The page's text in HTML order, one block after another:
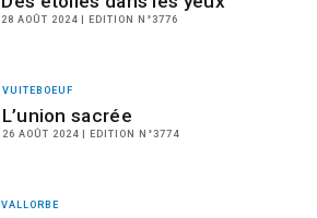
28 AOÛT 2024 | EDITION N°3776
VUITEBOEUF
L’union sacrée
26 AOÛT 2024 | EDITION N°3774
VALLORBE